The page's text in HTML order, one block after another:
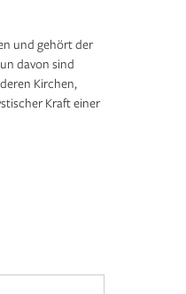
und gehört der
davon sind
Kirchen,
Kraft einer